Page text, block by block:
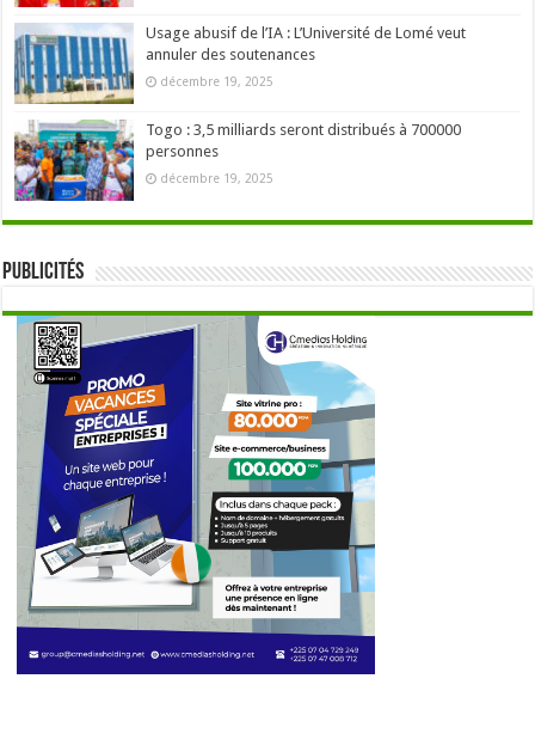
Usage abusif de l’IA : L’Université de Lomé veut
annuler des soutenances
décembre 19, 2025
Togo : 3,5 milliards seront distribués à 700000
personnes
décembre 19, 2025
Publicités